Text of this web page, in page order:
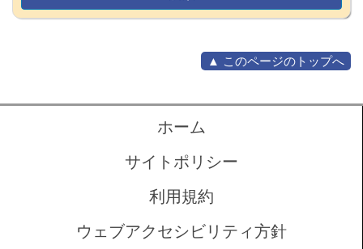
▲ このページのトップへ
ホーム
サイトポリシー
利用規約
ウェブアクセシビリティ方針